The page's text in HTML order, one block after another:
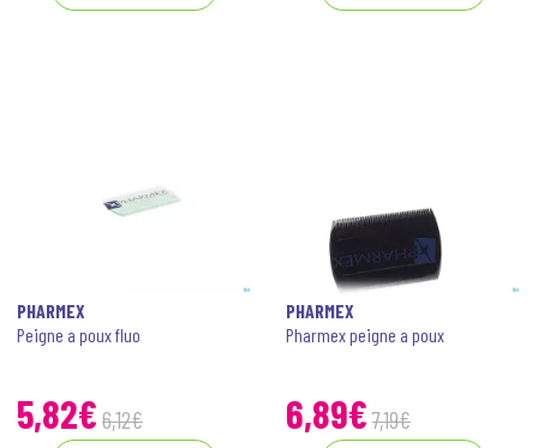
PHARMEX
Peigne a poux fluo
5,82€ 6,12€
PHARMEX
Pharmex peigne a poux
6,89€ 7,19€